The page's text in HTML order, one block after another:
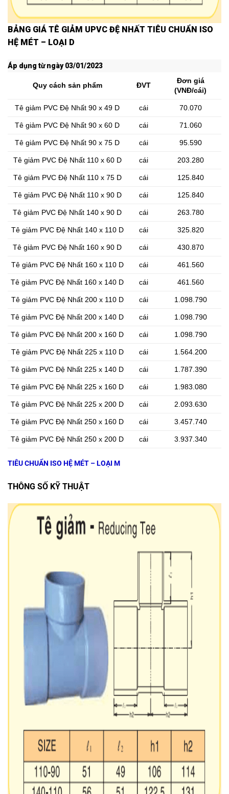
BẢNG GIÁ TÊ GIẢM UPVC ĐỆ NHẤT TIÊU CHUẨN ISO
HỆ MÉT – LOẠI D
Áp dụng từ ngày 03/01/2023
Quy cách sản phẩm ĐVT
Đơn giá
(VNĐ/cái)
Tê giảm PVC Đệ Nhất 90 x 49 D cái 70.070
Tê giảm PVC Đệ Nhất 90 x 60 D cái 71.060
Tê giảm PVC Đệ Nhất 90 x 75 D cái 95.590
Tê giảm PVC Đệ Nhất 110 x 60 D cái 203.280
Tê giảm PVC Đệ Nhất 110 x 75 D cái 125.840
Tê giảm PVC Đệ Nhất 110 x 90 D cái 125.840
Tê giảm PVC Đệ Nhất 140 x 90 D cái 263.780
Tê giảm PVC Đệ Nhất 140 x 110 D cái 325.820
Tê giảm PVC Đệ Nhất 160 x 90 D cái 430.870
Tê giảm PVC Đệ Nhất 160 x 110 D cái 461.560
Tê giảm PVC Đệ Nhất 160 x 140 D cái 461.560
Tê giảm PVC Đệ Nhất 200 x 110 D cái 1.098.790
Tê giảm PVC Đệ Nhất 200 x 140 D cái 1.098.790
Tê giảm PVC Đệ Nhất 200 x 160 D cái 1.098.790
Tê giảm PVC Đệ Nhất 225 x 110 D cái 1.564.200
Tê giảm PVC Đệ Nhất 225 x 140 D cái 1.787.390
Tê giảm PVC Đệ Nhất 225 x 160 D cái 1.983.080
Tê giảm PVC Đệ Nhất 225 x 200 D cái 2.093.630
Tê giảm PVC Đệ Nhất 250 x 160 D cái 3.457.740
Tê giảm PVC Đệ Nhất 250 x 200 D cái 3.937.340
TIÊU CHUẨN ISO HỆ MÉT – LOẠI M
THÔNG SỐ KỸ THUẬT